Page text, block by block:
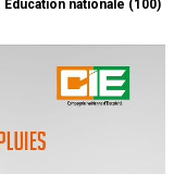
Éducation nationale (100)